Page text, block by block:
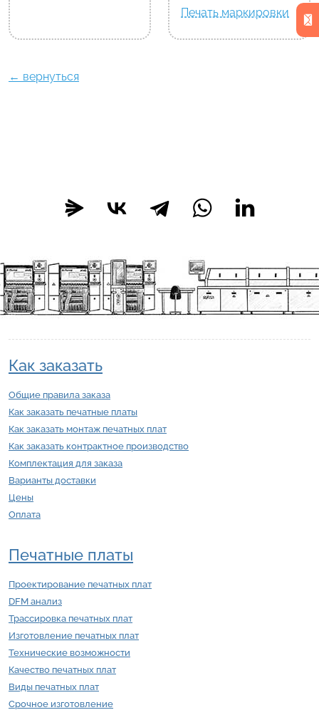
Печать маркировки
← вернуться
Как заказать
Общие правила заказа
Как заказать печатные платы
Как заказать монтаж печатных плат
Как заказать контрактное производство
Комплектация для заказа
Варианты доставки
Цены
Оплата
Печатные платы
Проектирование печатных плат
DFM анализ
Трассировка печатных плат
Изготовление печатных плат
Технические возможности
Качество печатных плат
Виды печатных плат
Срочное изготовление